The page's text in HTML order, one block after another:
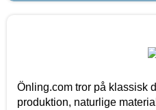
Önling.com tror på klassisk
produktion, naturlige